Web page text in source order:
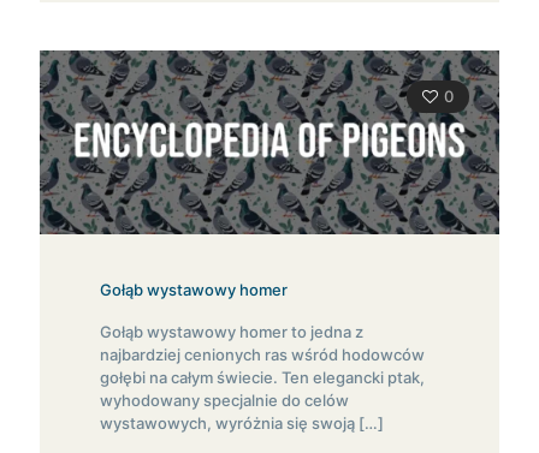
0
Gołąb wystawowy homer
Gołąb wystawowy homer to jedna z
najbardziej cenionych ras wśród hodowców
gołębi na całym świecie. Ten elegancki ptak,
wyhodowany specjalnie do celów
wystawowych, wyróżnia się swoją […]